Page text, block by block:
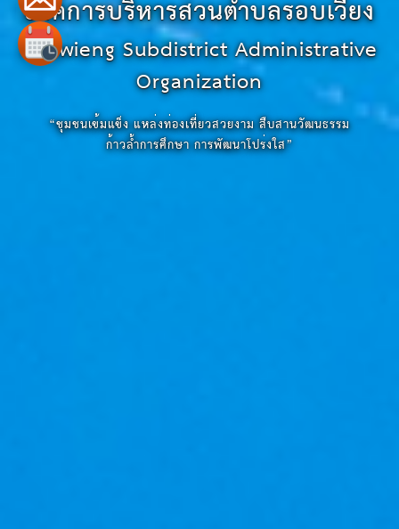
องค์การบริหารส่วนตำบลรอบเวียง
Robwieng Subdistrict Administrative
Organization
“ชุมชนเข้มแข็ง แหล่งท่องเที่ยวสวยงาม สืบสานวัฒนธรรม
ก้าวล้ำการศึกษา การพัฒนาโปร่งใส”